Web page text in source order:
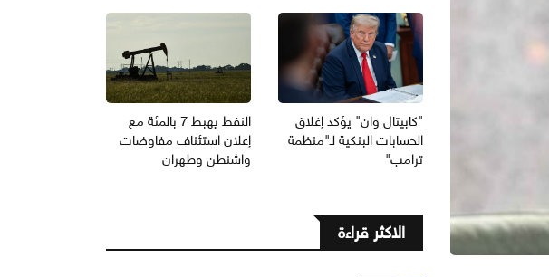
"كابيتال وان" يؤكد إغلاق
الحسابات البنكية لـ"منظمة
ترامب"
النفط يهبط 7 بالمئة مع
إعلان استئناف مفاوضات
واشنطن وطهران
الاكثر قراءة